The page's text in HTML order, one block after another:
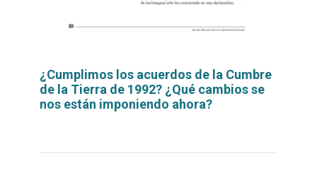
¿Cumplimos los acuerdos de la Cumbre
de la Tierra de 1992? ¿Qué cambios se
nos están imponiendo ahora?